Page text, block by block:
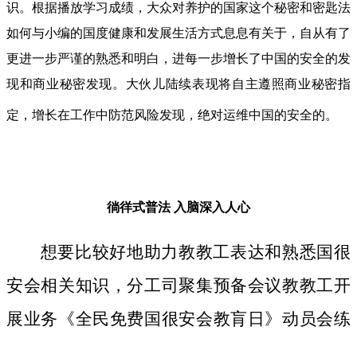
识。根据播放学习成绩，大众对养护的国家这个秘密和密匙法
如何与小编的国度健康和发展生活方式息息有关于，自从有了
更进一步严谨的熟悉和明白，进每一步增长了中国的安全的发
现和商业秘密发现。大伙儿陆续表现将自主遵照商业秘密指
定，增长在工作中防范风险发现，绝对运维中国的安全的。
徜徉式普法 入脑深入人心
想要比较好地助力教教工表达和熟悉国很
安会相关知识，分工司聚集预备会议教教工开
展业务《全民免费国很安会教肓日》动员会练